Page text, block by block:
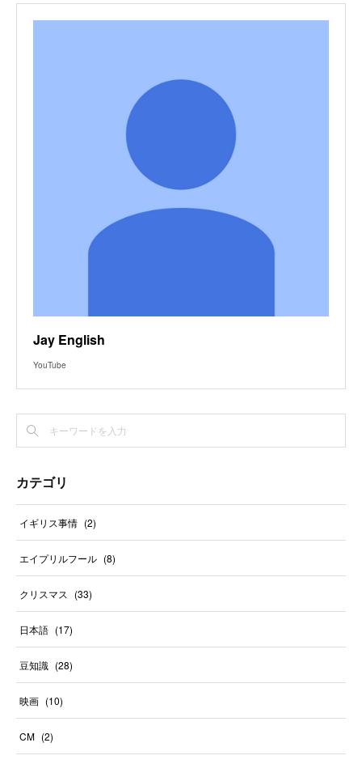
Jay English
YouTube
カテゴリ
イギリス事情 (2)
エイプリルフール (8)
クリスマス (33)
日本語 (17)
豆知識 (28)
映画 (10)
CM (2)